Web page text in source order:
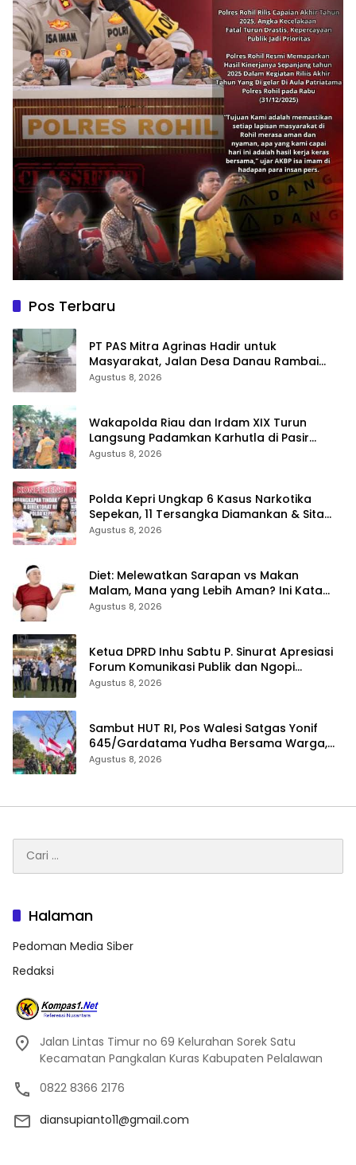
Pos Terbaru
‎PT PAS Mitra Agrinas Hadir untuk
Masyarakat, Jalan Desa Danau Rambai
Dirawat dan Disiram
Agustus 8, 2026
Wakapolda Riau dan Irdam XIX Turun
Langsung Padamkan Karhutla di Pasir
Limau Kapas Rohil
Agustus 8, 2026
Polda Kepri Ungkap 6 Kasus Narkotika
Sepekan, 11 Tersangka Diamankan & Sita
402 Gram Sabu
Agustus 8, 2026
Diet: Melewatkan Sarapan vs Makan
Malam, Mana yang Lebih Aman? Ini Kata
Dokter
Agustus 8, 2026
Ketua DPRD Inhu Sabtu P. Sinurat Apresiasi
Forum Komunikasi Publik dan Ngopi
Bersama Kejari Inhu
Agustus 8, 2026
Sambut HUT RI, Pos Walesi Satgas Yonif
645/Gardatama Yudha Bersama Warga,
Kibarkan Merah Putih di Bukit Walesi
Agustus 8, 2026
untuk:
Halaman
Pedoman Media Siber
Redaksi
Jalan Lintas Timur no 69 Kelurahan Sorek Satu
Kecamatan Pangkalan Kuras Kabupaten Pelalawan
0822 8366 2176
diansupianto11@gmail.com